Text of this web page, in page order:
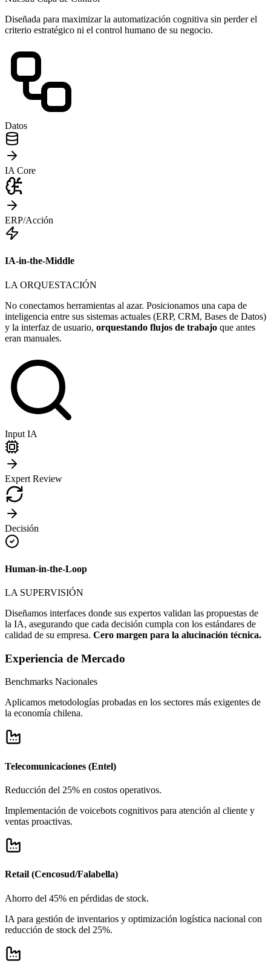
Diseñada para maximizar la automatización cognitiva sin perder el
criterio estratégico ni el control humano de su negocio.
Datos
IA Core
ERP/Acción
IA-in-the-Middle
LA ORQUESTACIÓN
No conectamos herramientas al azar. Posicionamos una capa de
inteligencia entre sus sistemas actuales (ERP, CRM, Bases de Datos)
y la interfaz de usuario, orquestando flujos de trabajo que antes
eran manuales.
Input IA
Expert Review
Decisión
Human-in-the-Loop
LA SUPERVISIÓN
Diseñamos interfaces donde sus expertos validan las propuestas de
la IA, asegurando que cada decisión cumpla con los estándares de
calidad de su empresa. Cero margen para la alucinación técnica.
Experiencia de Mercado
Benchmarks Nacionales
Aplicamos metodologías probadas en los sectores más exigentes de
la economía chilena.
Telecomunicaciones (Entel)
Reducción del 25% en costos operativos.
Implementación de voicebots cognitivos para atención al cliente y
ventas proactivas.
Retail (Cencosud/Falabella)
Ahorro del 45% en pérdidas de stock.
IA para gestión de inventarios y optimización logística nacional con
reducción de stock del 25%.